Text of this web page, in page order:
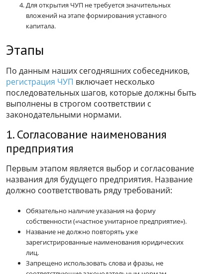
Для открытия ЧУП не требуется значительных
вложений на этапе формирования уставного
капитала.
Этапы
По данным наших сегодняшних собеседников,
регистрация ЧУП включает несколько
последовательных шагов, которые должны быть
выполнены в строгом соответствии с
законодательными нормами.
1. Согласование наименования
предприятия
Первым этапом является выбор и согласование
названия для будущего предприятия. Название
должно соответствовать ряду требований:
Обязательно наличие указания на форму
собственности («частное унитарное предприятие»).
Название не должно повторять уже
зарегистрированные наименования юридических
лиц.
Запрещено использовать слова и фразы, не